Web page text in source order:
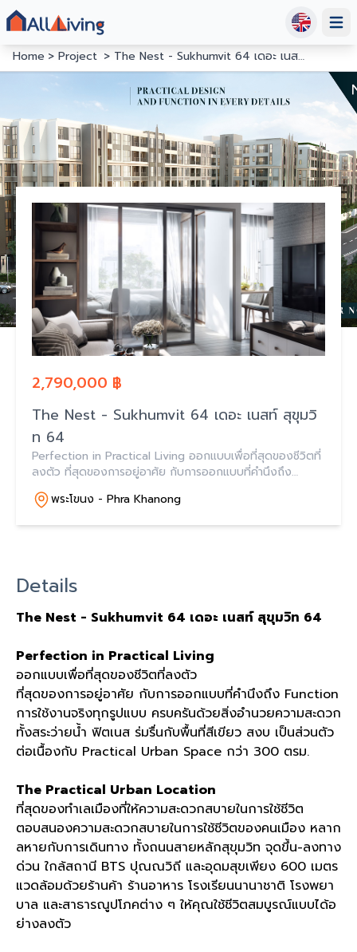
Home
Project The Nest - Sukhumvit 64 เดอะ เนสท์ สุขุมวิท 64
2,790,000 ฿
The Nest - Sukhumvit 64 เดอะ เนสท์ สุขุมวิ
ท 64
Perfection in Practical Living ออกแบบเพื่อที่สุดของชีวิตที่
ลงตัว ที่สุดของการอยู่อาศัย กับการออกแบบที่คำนึงถึง
Function การใช้งานจริงทุกรูปแบบ ครบครันด้วยสิ่งอำนวย
ความสะดวก
พระโขนง - Phra Khanong
Details
The Nest - Sukhumvit 64 เดอะ เนสท์ สุขุมวิท 64
Perfection in Practical Living
ออกแบบเพื่อที่สุดของชีวิตที่ลงตัว
ที่สุดของการอยู่อาศัย กับการออกแบบที่คำนึงถึง Function
การใช้งานจริงทุกรูปแบบ ครบครันด้วยสิ่งอำนวยความสะดวก
ทั้งสระว่ายน้ำ ฟิตเนส ร่มรื่นกับพื้นที่สีเขียว สงบ เป็นส่วนตัว
ต่อเนื้องกับ Practical Urban Space กว่า 300 ตรม.
The Practical Urban Location
ที่สุดของทำเลเมืองที่ให้ความสะดวกสบายในการใช้ชีวิต
ตอบสนองความสะดวกสบายในการใช้ชีวิตของคนเมือง หลาก
ลหายกับการเดินทาง ทั้งถนนสายหลักสุขุมวิท จุดขึ้น-ลงทาง
ด่วน ใกล้สถานี BTS ปุณณวิถี และอุดมสุขเพียง 600 เมตร
แวดล้อมด้วยร้านค้า ร้านอาหาร โรงเรียนนานาชาติ โรงพยา
บาล และสาธารณูปโภคต่าง ๆ ให้คุณใช้ชีวิตสมบูรณ์แบบได้อ
ย่างลงตัว